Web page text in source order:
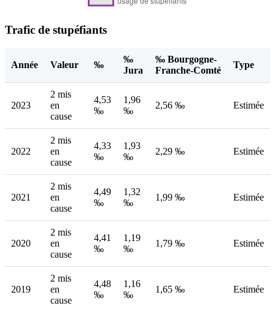
Trafic de stupéfiants
Année Valeur ‰
‰
Jura
‰ Bourgogne-
Franche-Comté
Type
2023
2 mis
en
cause
4,53
‰
1,96
‰
2,56 ‰ Estimée
2022
2 mis
en
cause
4,33
‰
1,93
‰
2,29 ‰ Estimée
2021
2 mis
en
cause
4,49
‰
1,32
‰
1,99 ‰ Estimée
2020
2 mis
en
cause
4,41
‰
1,19
‰
1,79 ‰ Estimée
2019
2 mis
en
cause
4,48
‰
1,16
‰
1,65 ‰ Estimée